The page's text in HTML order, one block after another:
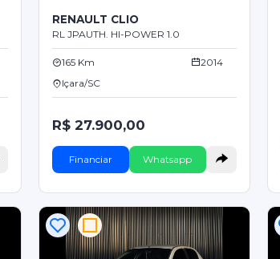
RENAULT CLIO
RL JPAUTH. HI-POWER 1.0
165 Km
2014
Içara/SC
R$ 27.900,00
Financiar Whatsapp